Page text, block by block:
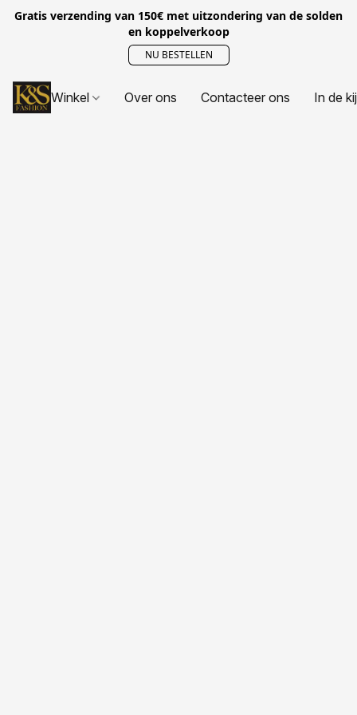
Gratis verzending van 150€ met uitzondering van de solden
en koppelverkoop
NU BESTELLEN
Winkel Over ons Contacteer ons In de